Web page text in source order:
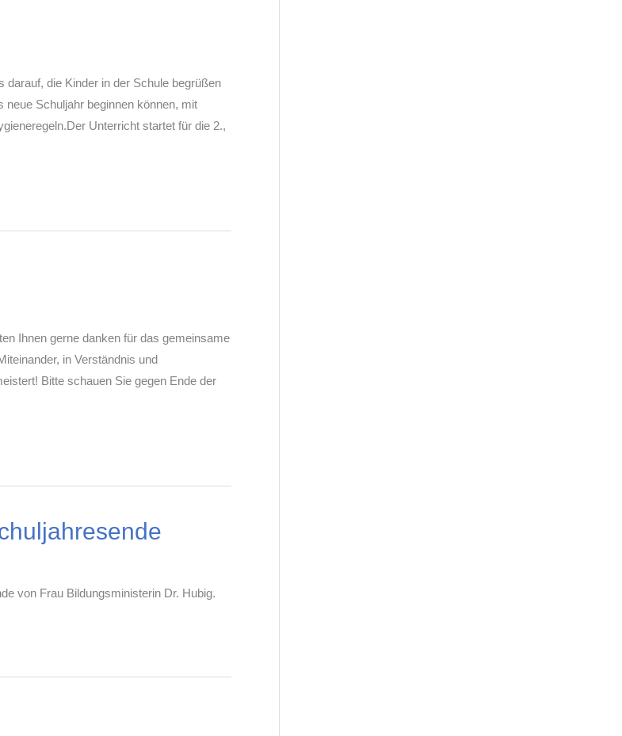
darauf, die Kinder in der Schule begrüßen
Schuljahr beginnen können, mit
Unterricht startet für die 2.,
Ihnen gerne danken für das gemeinsame
in Verständnis und
Bitte schauen Sie gegen Ende der
von Frau Bildungsministerin Dr. Hubig.